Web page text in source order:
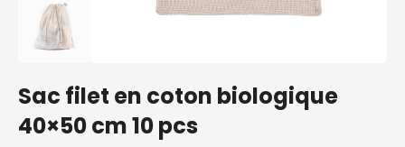
Sac filet en coton biologique
40×50 cm 10 pcs